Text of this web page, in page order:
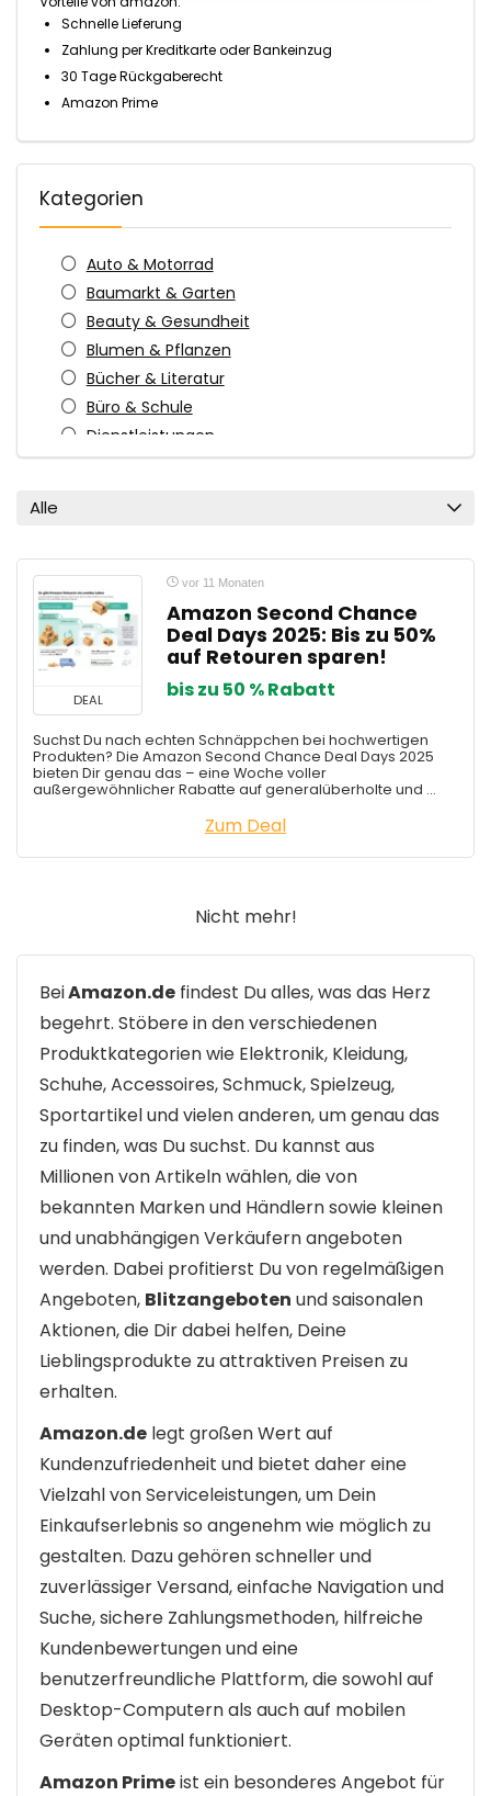
Schnelle Lieferung
Zahlung per Kreditkarte oder Bankeinzug
30 Tage Rückgaberecht
Amazon Prime
Kategorien
Auto & Motorrad
Baumarkt & Garten
Beauty & Gesundheit
Blumen & Pflanzen
Bücher & Literatur
Büro & Schule
Dienstleistungen
Elektronik
Familie & Kinder
Fashion & Accessoires
Film & Musik
Finanzen & Kreditkarte
Gaming & Videospiele
Gesellschafts- & Brettspiele
Grill & Zubehör
Gutscheine
Küche & Haushalt
Lebensmittel
Parfum & Düfte
Seltenes & Sammeln
Smartphone & Smartwatch
Software
Sonstiges
Spielzeug & Kuscheltiere
Spirituosen & Getränke
Sport & Outdoor
Supermarkt & Restaurants
Tiere & Tierbedarf
Uhren & Schmuck
Uncategorized
Urlaub & Reisen
Alle
DEAL
vor 11 Monaten
Amazon Second Chance
Deal Days 2025: Bis zu 50%
auf Retouren sparen!
bis zu 50 % Rabatt
Suchst Du nach echten Schnäppchen bei hochwertigen
Produkten? Die Amazon Second Chance Deal Days 2025
bieten Dir genau das – eine Woche voller
außergewöhnlicher Rabatte auf generalüberholte und ...
Zum Deal
Nicht mehr!
BeiAmazon.de findest Du alles, was das Herz
begehrt. Stöbere in den verschiedenen
Produktkategorien wie Elektronik, Kleidung,
Schuhe, Accessoires, Schmuck, Spielzeug,
Sportartikel und vielen anderen, um genau das
zu finden, was Du suchst. Du kannst aus
Millionen von Artikeln wählen, die von
bekannten Marken und Händlern sowie kleinen
und unabhängigen Verkäufern angeboten
werden. Dabei profitierst Du von regelmäßigen
Angeboten, Blitzangeboten und saisonalen
Aktionen, die Dir dabei helfen, Deine
Lieblingsprodukte zu attraktiven Preisen zu
erhalten.
Amazon.de legt großen Wert auf
Kundenzufriedenheit und bietet daher eine
Vielzahl von Serviceleistungen, um Dein
Einkaufserlebnis so angenehm wie möglich zu
gestalten. Dazu gehören schneller und
zuverlässiger Versand, einfache Navigation und
Suche, sichere Zahlungsmethoden, hilfreiche
Kundenbewertungen und eine
benutzerfreundliche Plattform, die sowohl auf
Desktop-Computern als auch auf mobilen
Geräten optimal funktioniert.
Amazon Primeist ein besonderes Angebot für